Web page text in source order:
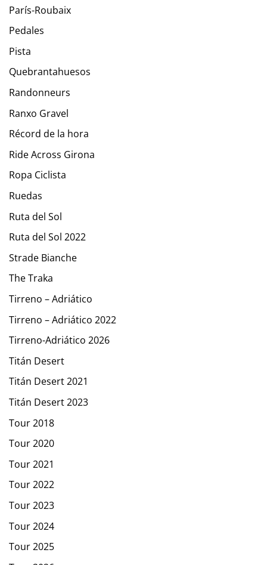
París-Roubaix
Pedales
Pista
Quebrantahuesos
Randonneurs
Ranxo Gravel
Récord de la hora
Ride Across Girona
Ropa Ciclista
Ruedas
Ruta del Sol
Ruta del Sol 2022
Strade Bianche
The Traka
Tirreno – Adriático
Tirreno – Adriático 2022
Tirreno-Adriático 2026
Titán Desert
Titán Desert 2021
Titán Desert 2023
Tour 2018
Tour 2020
Tour 2021
Tour 2022
Tour 2023
Tour 2024
Tour 2025